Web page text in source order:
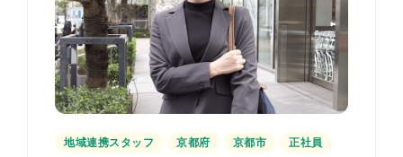
地域連携スタッフ 京都府 京都市 正社員